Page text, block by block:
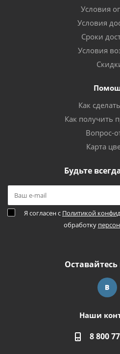
Условия
Условия
Сроки
Условия
Как
Как получить
Вопрос-
Карта
Будьте
Я согласен с Политикой
обработку
Оставайтесь
Наши
8 800